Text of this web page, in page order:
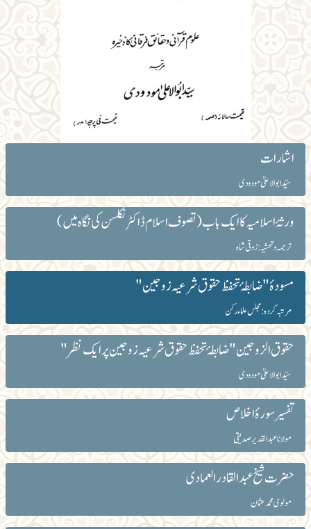
اشارات
سیّد ابوالاعلیٰ مودودی
ورثۂ اسلامیہ کا ایک باب (تصوف اسلام ڈاکٹر نکلسن کی نگاہ میں)
ترجمہ و تحشیہ : زوقی شاہ
مسودۂ " ضابطۂ تحفظ حقوق شرعیہ زوجین "
مرتبہ کردہ : مجلس علماء رکن
حقوق الزوجین " ضابطۂ تحفظ حقوق شرعیہ زوجین پر ایک نظر "
سیّد ابوالاعلیٰ مودودی
تفسیر سورۂ اخلاص
مولانا عبد القدیر صدیقی
حضرت شیخ عبد القادر العمادی
مولوی محمد عثمان